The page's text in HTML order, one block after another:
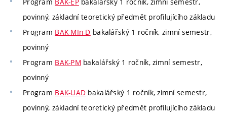
povinný, základní teoretický předmět profilujícího základu
Program BAK-MIn-D bakalářský 1 ročník, zimní semestr,
povinný
Program BAK-PM bakalářský 1 ročník, zimní semestr,
povinný
Program BAK-UAD bakalářský 1 ročník, zimní semestr,
povinný, základní teoretický předmět profilujícího základu